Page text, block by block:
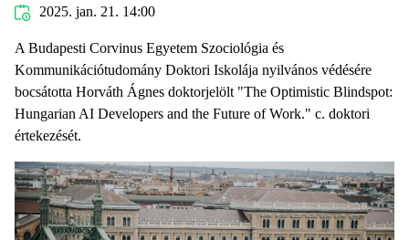
2025. jan. 21. 14:00
A Budapesti Corvinus Egyetem Szociológia és
Kommunikációtudomány Doktori Iskolája nyilvános védésére
bocsátotta Horváth Ágnes doktorjelölt "The Optimistic Blindspot:
Hungarian AI Developers and the Future of Work." c. doktori
értekezését.